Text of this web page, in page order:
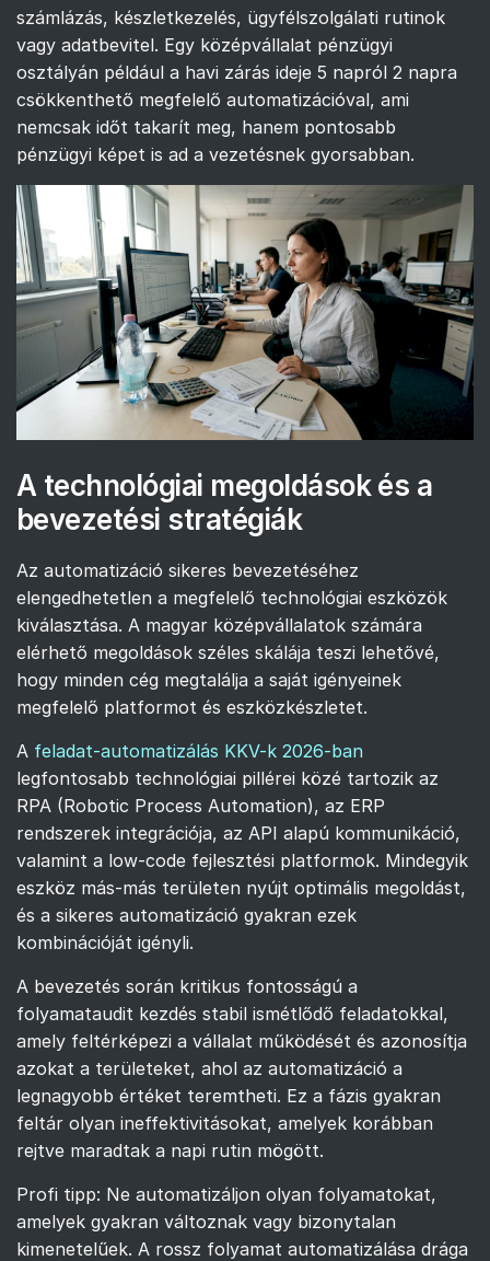
számlázás, készletkezelés, ügyfélszolgálati rutinok
vagy adatbevitel. Egy középvállalat pénzügyi
osztályán például a havi zárás ideje 5 napról 2 napra
csökkenthető megfelelő automatizációval, ami
nemcsak időt takarít meg, hanem pontosabb
pénzügyi képet is ad a vezetésnek gyorsabban.
A technológiai megoldások és a
bevezetési stratégiák
Az automatizáció sikeres bevezetéséhez
elengedhetetlen a megfelelő technológiai eszközök
kiválasztása. A magyar középvállalatok számára
elérhető megoldások széles skálája teszi lehetővé,
hogy minden cég megtalálja a saját igényeinek
megfelelő platformot és eszközkészletet.
A feladat-automatizálás KKV-k 2026-ban
legfontosabb technológiai pillérei közé tartozik az
RPA (Robotic Process Automation), az ERP
rendszerek integrációja, az API alapú kommunikáció,
valamint a low-code fejlesztési platformok. Mindegyik
eszköz más-más területen nyújt optimális megoldást,
és a sikeres automatizáció gyakran ezek
kombinációját igényli.
A bevezetés során kritikus fontosságú a
folyamataudit kezdés stabil ismétlődő feladatokkal,
amely feltérképezi a vállalat működését és azonosítja
azokat a területeket, ahol az automatizáció a
legnagyobb értéket teremtheti. Ez a fázis gyakran
feltár olyan ineffektivitásokat, amelyek korábban
rejtve maradtak a napi rutin mögött.
Profi tipp: Ne automatizáljon olyan folyamatokat,
amelyek gyakran változnak vagy bizonytalan
kimenetelűek. A rossz folyamat automatizálása drága